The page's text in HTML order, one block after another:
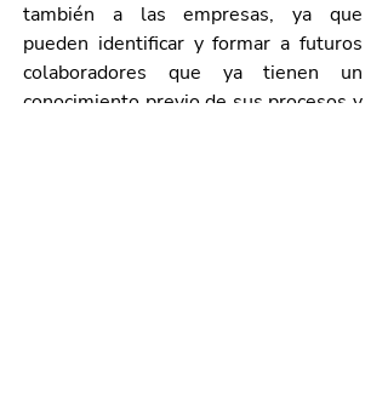
también a las empresas, ya que
pueden identificar y formar a futuros
colaboradores que ya tienen un
conocimiento previo de sus procesos y